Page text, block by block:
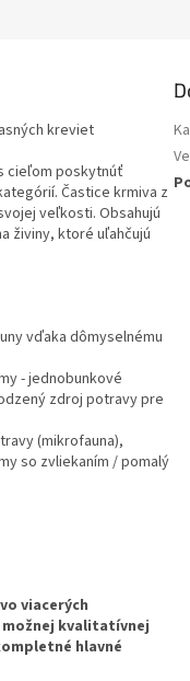
kreviet
cieľom poskytnúť
Častice krmiva z
veľkosti. Obsahujú
živiny, ktoré uľahčujú
vďaka dômyselnému
- jednobunkové
zdroj potravy pre
(mikrofauna),
so zvliekaním / pomalý
viacerých
kvalitatívnej
hlavné